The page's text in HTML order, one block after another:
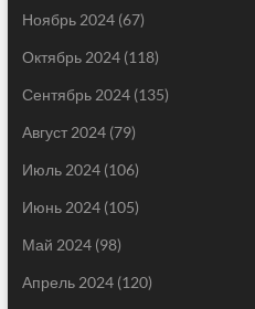
Ноябрь 2024(67)
Октябрь 2024(118)
Сентябрь 2024(135)
Август 2024(79)
Июль 2024(106)
Июнь 2024(105)
Май 2024(98)
Апрель 2024(120)